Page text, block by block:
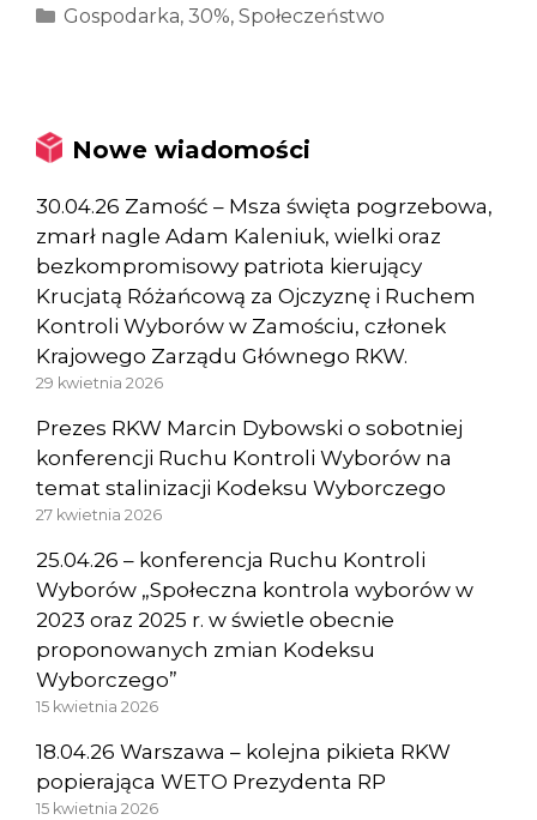
Kategorie
Gospodarka, 30%, Społeczeństwo
Nowe wiadomości
30.04.26 Zamość – Msza święta pogrzebowa,
zmarł nagle Adam Kaleniuk, wielki oraz
bezkompromisowy patriota kierujący
Krucjatą Różańcową za Ojczyznę i Ruchem
Kontroli Wyborów w Zamościu, członek
Krajowego Zarządu Głównego RKW.
29 kwietnia 2026
Prezes RKW Marcin Dybowski o sobotniej
konferencji Ruchu Kontroli Wyborów na
temat stalinizacji Kodeksu Wyborczego
27 kwietnia 2026
25.04.26 – konferencja Ruchu Kontroli
Wyborów „Społeczna kontrola wyborów w
2023 oraz 2025 r. w świetle obecnie
proponowanych zmian Kodeksu
Wyborczego”
15 kwietnia 2026
18.04.26 Warszawa – kolejna pikieta RKW
popierająca WETO Prezydenta RP
15 kwietnia 2026